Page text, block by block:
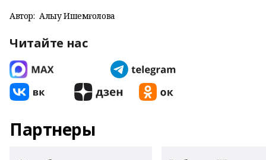
Автор: Алһыу Ишемғолова
Читайте нас
Партнеры